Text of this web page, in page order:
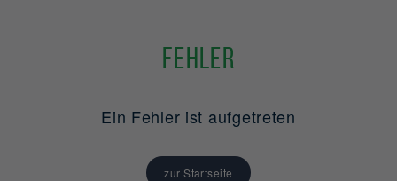
Fehler
Ein Fehler ist aufgetreten
zur Startseite